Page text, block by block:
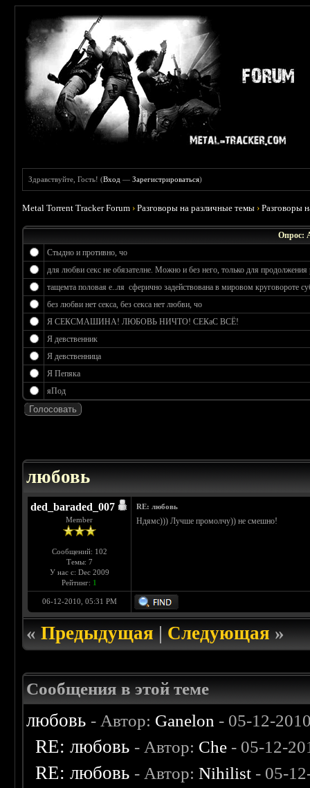
Здравствуйте, Гость! (Вход —Зарегистрироваться)
Metal Torrent Tracker Forum ›Разговоры на различные темы ›Разговоры
Опрос:
Стыдно и противно, чо
для любви секс не обязателне. Можно и без него, только для продолжения
тащемта половая е..ля сферично задействована в мировом круговороте
без любви нет секса, без секса нет любви, чо
Я СЕКСМАШИНА! ЛЮБОВЬ НИЧТО! СЕКаС ВСЁ!
Я девственник
Я девственница
Я Пепяка
яПод
любовь
ded_baraded_007
Member
Сообщений: 102
Темы: 7
У нас с: Dec 2009
Рейтинг: 1
RE: любовь
Ндямс))) Лучше промолчу)) не смешно!
06-12-2010, 05:31 PM
«Предыдущая|Следующая»
Сообщения в этой теме
любовь - Автор: Ganelon - 05-12-
RE: любовь - Автор: Che - 05-12-
RE: любовь - Автор:Nihilist - 05-